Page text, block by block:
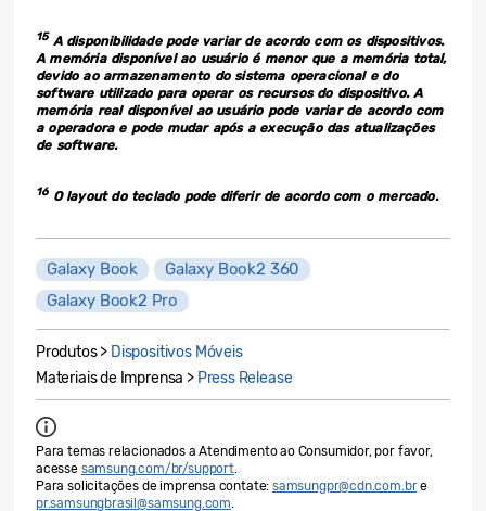
15 A disponibilidade pode variar de acordo com os dispositivos.
A memória disponível ao usuário é menor que a memória total,
devido ao armazenamento do sistema operacional e do
software utilizado para operar os recursos do dispositivo. A
memória real disponível ao usuário pode variar de acordo com
a operadora e pode mudar após a execução das atualizações
de software.
16 O layout do teclado pode diferir de acordo com o mercado.
Galaxy Book
Galaxy Book2 360
Galaxy Book2 Pro
Produtos > Dispositivos Móveis
Materiais de Imprensa > Press Release
Para temas relacionados a Atendimento ao Consumidor, por favor,
acesse samsung.com/br/support.
Para solicitações de imprensa contate: samsungpr@cdn.com.bre
pr.samsungbrasil@samsung.com.